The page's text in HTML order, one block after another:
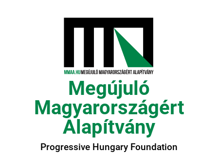
Megújuló
Magyarországért
Alapítvány
Progressive Hungary Foundation